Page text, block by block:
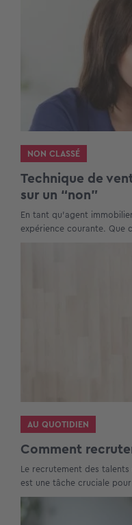
NON CLASSÉ
Technique de
sur un “non”
En tant qu’agent
expérience courante. Que
AU QUOTIDIEN
Comment
Le recrutement des
est une tâche cruciale